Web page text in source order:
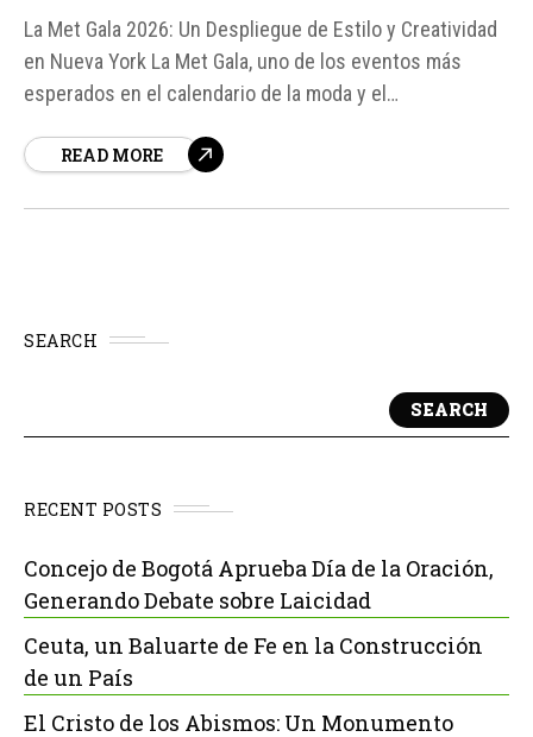
La Met Gala 2026: Un Despliegue de Estilo y Creatividad
en Nueva York La Met Gala, uno de los eventos más
esperados en el calendario de la moda y el
edición 2026, bajo el lema "Arte de vestuario". Más de
READ MORE
SEARCH
SEARCH
RECENT POSTS
Concejo de Bogotá Aprueba Día de la Oración,
Generando Debate sobre Laicidad
Ceuta, un Baluarte de Fe en la Construcción
de un País
El Cristo de los Abismos: Un Monumento